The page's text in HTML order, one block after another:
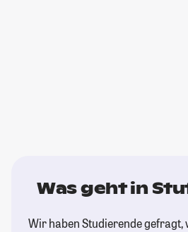
Was geht in
Wir haben Studierende gefragt,